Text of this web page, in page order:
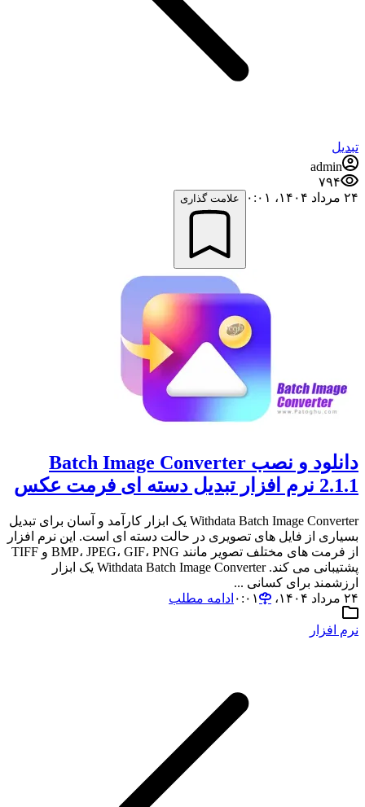
تبدیل
admin
۷۹۴
۲۴ مرداد ۱۴۰۴،‏ ۰:۰۱
علامت گذاری
دانلود و نصب Batch Image Converter
2.1.1 نرم افزار تبدیل دسته ای فرمت عکس
Withdata Batch Image Converter یک ابزار کارآمد و آسان برای تبدیل
بسیاری از فایل های تصویری در حالت دسته ای است. این نرم افزار
از فرمت های مختلف تصویر مانند BMP، JPEG، GIF، PNG و TIFF
پشتیبانی می کند. Withdata Batch Image Converter یک ابزار
ارزشمند برای کسانی ...
۲۴ مرداد ۱۴۰۴،‏ ۰:۰۱
ادامه مطلب
نرم افزار